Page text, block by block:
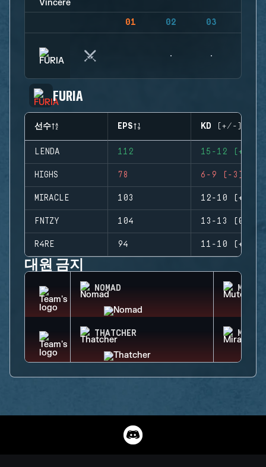
01 02 03
FURIA
선수 EPS KD (+/-)
LENDA 112 15-12 (+3)
HIGHS 78 6-9 (-3)
MIRACLE 103 12-10 (+2)
FNTZY 104 13-13 (0)
R4RE 94 11-10 (+1)
대원 금지
NOMAD MUTE
THATCHER MIRA